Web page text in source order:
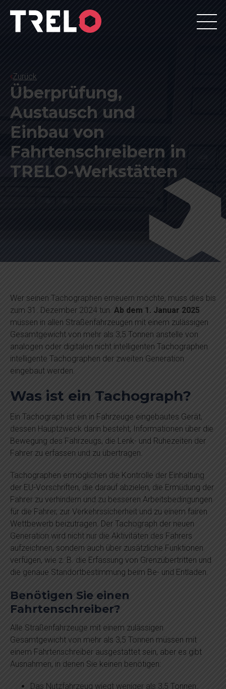
Zurück
Überprüfung,
Austausch und
Einbau von
Fahrtenschreibern in
TRELO-Werkstätten
Wer seinen Tachographen erneuern möchte, muss dies bis
zum 31. Dezember 2024 tun. Ab dem 1. Januar 2025
müssen in allen Straßenfahrzeugen mit einem zulässigen
Gesamtgewicht von mehr als 3,5 Tonnen anstelle von
analogen oder digitalen nicht intelligenten Tachographen
intelligente Tachographen der zweiten Generation
eingebaut werden.
Was ist ein Tachograph?
Ein Tachograph ist ein in Fahrzeuge eingebautes Gerät,
dessen Hauptzweck darin besteht, Informationen über die
Bewegung des Fahrzeugs, die Lenk- und Ruhezeiten der
Fahrer zu erfassen und zu übertragen.
Tachographen ermöglichen die Kontrolle der Einhaltung
der EU-Vorschriften, die darauf abzielen, die Ermüdung der
Fahrer zu verhindern und zu besseren Arbeitsbedingungen
für die Fahrer, zur Verkehrssicherheit und zu einem fairen
Wettbewerb beizutragen. Der Tachograph der neuen
Generation wird nicht nur die Aktivitäten des Fahrers
aufzeichnen, sondern auch über zusätzliche Funktionen
verfügen, wie z. B. die Erfassung von Grenzübertritten und
die genaue Standortbestimmung beim Be- und Entladen.
Benötigen Sie einen
Fahrtenschreiber?
Alle Straßenfahrzeuge mit einem zulässigen
Gesamtgewicht von mehr als 3,5 Tonnen müssen mit
einem Fahrtenschreiber ausgestattet sein, aber es gibt
Ausnahmen, in denen Sie keinen benötigen:
Das Nutzfahrzeug wiegt weniger als 3,5 Tonnen.